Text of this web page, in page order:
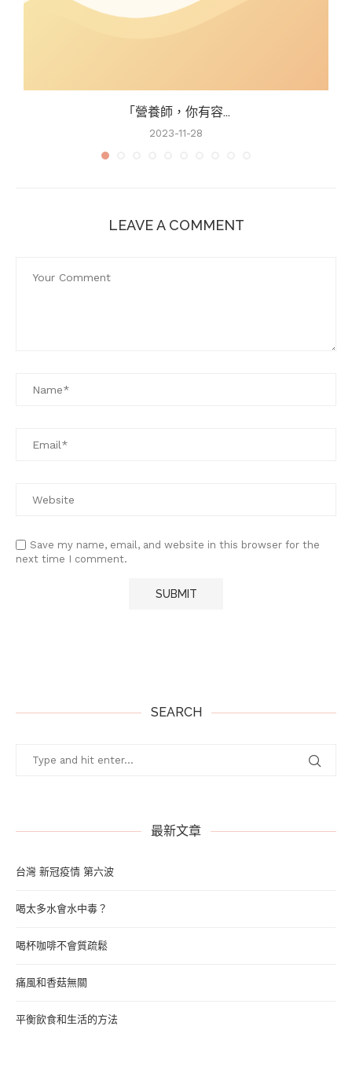
「營養師，你有容...
2023-11-28
LEAVE A COMMENT
Save my name, email, and website in this browser for the
next time I comment.
SEARCH
最新文章
台灣 新冠疫情 第六波
喝太多水會水中毒？
喝杯咖啡不會質疏鬆
痛風和香菇無關
平衡飲食和生活的方法